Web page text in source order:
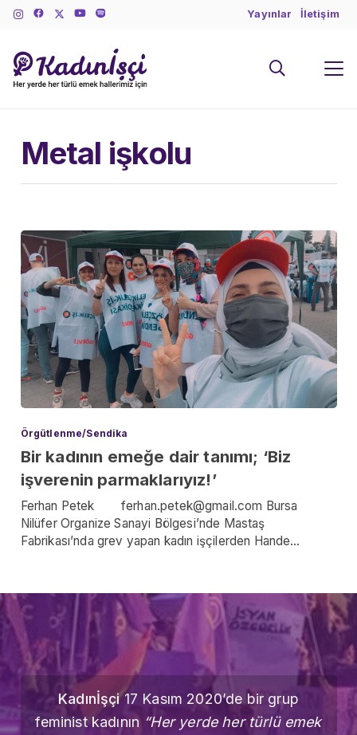
Yayınlar İletişim
Metal işkolu
Örgütlenme/Sendika
Bir kadının emeğe dair tanımı; ‘Biz
işverenin parmaklarıyız!’
Ferhan Petek ferhan.petek@gmail.com Bursa
Nilüfer Organize Sanayi Bölgesi’nde Mastaş
Fabrikası’nda grev yapan kadın işçilerden Hande…
Kadınİşçi17 Kasım 2020’de bir grup
feminist kadının “Her yerde her türlü emek